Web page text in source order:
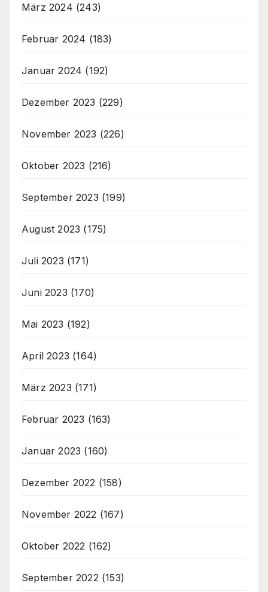
März 2024 (243)
Februar 2024 (183)
Januar 2024 (192)
Dezember 2023 (229)
November 2023 (226)
Oktober 2023 (216)
September 2023 (199)
August 2023 (175)
Juli 2023 (171)
Juni 2023 (170)
Mai 2023 (192)
April 2023 (164)
März 2023 (171)
Februar 2023 (163)
Januar 2023 (160)
Dezember 2022 (158)
November 2022 (167)
Oktober 2022 (162)
September 2022 (153)